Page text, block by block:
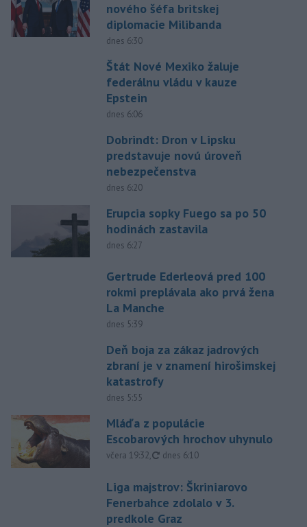
nového šéfa britskej
diplomacie Milibanda
dnes 6:30
Štát Nové Mexiko žaluje
federálnu vládu v kauze
Epstein
dnes 6:06
Dobrindt: Dron v Lipsku
predstavuje novú úroveň
nebezpečenstva
dnes 6:20
Erupcia sopky Fuego sa po 50
hodinách zastavila
dnes 6:27
Gertrude Ederleová pred 100
rokmi preplávala ako prvá žena
La Manche
dnes 5:39
Deň boja za zákaz jadrových
zbraní je v znamení hirošimskej
katastrofy
dnes 5:55
Mláďa z populácie
Escobarových hrochov uhynulo
včera 19:32, aktualizované
dnes 6:10
Liga majstrov: Škriniarovo
Fenerbahce zdolalo v 3.
predkole Graz